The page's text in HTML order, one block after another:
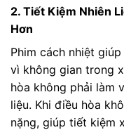
2. Tiết Kiệm Nhiên
Hơn
Phim cách nhiệt
vì không gian trong
hòa không phải làm
liệu. Khi điều hòa
nặng, giúp tiết kiệm